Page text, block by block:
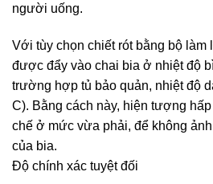
người uống.
Với tùy chọn chiết rót bằng bộ làm
được đẩy vào chai bia ở nhiệt độ
trường hợp tủ bảo quản, nhiệt độ
C). Bằng cách này, hiện tượng
chế ở mức vừa phải, để không
của bia.
Độ chính xác tuyệt đối